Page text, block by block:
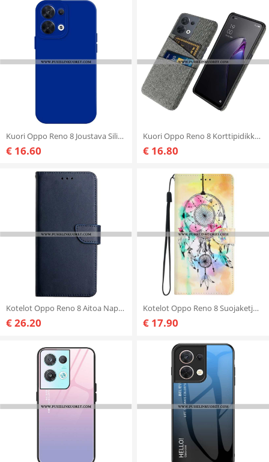
Kuori Oppo Reno 8 Joustava Silikoni
€ 16.60
Kuori Oppo Reno 8 Korttipidikkeen Kangas
€ 16.80
Kotelot Oppo Reno 8 Aitoa Nappan Nahkaa
€ 26.20
Kotelot Oppo Reno 8 Suojaketju Kuori Hihna Dream Catcher
€ 17.90